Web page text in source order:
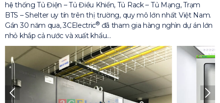
hệ thống Tủ Điện – Tủ Điều Khiển, Tủ Rack – Tủ Mạng, Trạm
BTS – Shelter uy tín trên thị trường, quy mô lớn nhất Việt Nam.
Gần 30 năm qua, 3CElectric®đã tham gia hàng nghìn dự án lớn
nhỏ khắp cả nước và xuất khẩu…